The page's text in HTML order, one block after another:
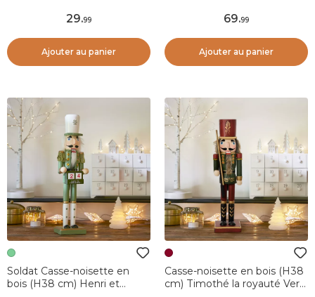
29.99
Ajouter au panier
69.99
Ajouter au panier
Soldat Casse-noisette en
bois (H38 cm) Henri et
Casse-noisette en bois (H38
cm) Timothé la royauté Vert